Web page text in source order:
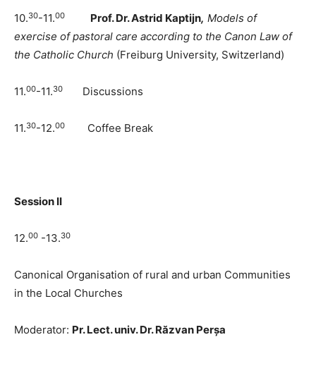
10.30-11.00 Prof. Dr. Astrid Kaptijn, Models of
exercise of pastoral care according to the Canon Law of
the Catholic Church (Freiburg University, Switzerland)
11.00-11.30 Discussions
11.30-12.00 Coffee Break
Session II
12.00 -13.30
Canonical Organisation of rural and urban Communities
in the Local Churches
Moderator: Pr. Lect. univ. Dr. Răzvan Perșa